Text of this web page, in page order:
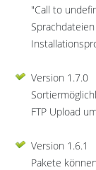
"Call to
Version 1.7.0
FTP Upload
Version 1.6.1
Pakete